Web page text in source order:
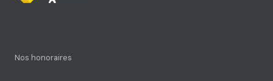
Nos honoraires